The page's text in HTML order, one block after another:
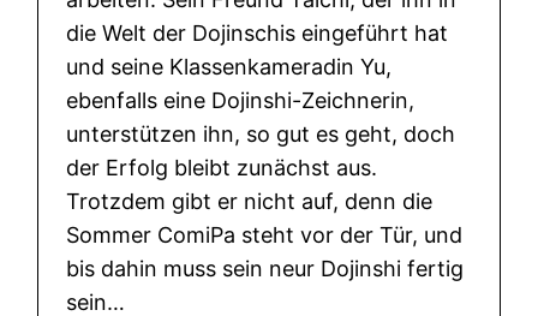
(
B
o
x
m
i
t
1
.
die Welt der Dojinschis eingeführt hat
und seine Klassenkameradin Yu,
ebenfalls eine Dojinshi-Zeichnerin,
unterstützen ihn, so gut es geht, doch
der Erfolg bleibt zunächst aus.
Trotzdem gibt er nicht auf, denn die
Sommer ComiPa steht vor der Tür, und
bis dahin muss sein neur Dojinshi fertig
sein…